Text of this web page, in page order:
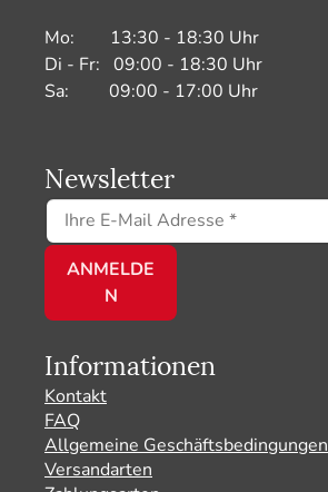
Mo: 13:30 - 18:30 Uhr
Di - Fr: 09:00 - 18:30 Uhr
Sa: 09:00 - 17:00 Uhr
Newsletter
Informationen
Kontakt
FAQ
Allgemeine Geschäftsbedingungen
Versandarten